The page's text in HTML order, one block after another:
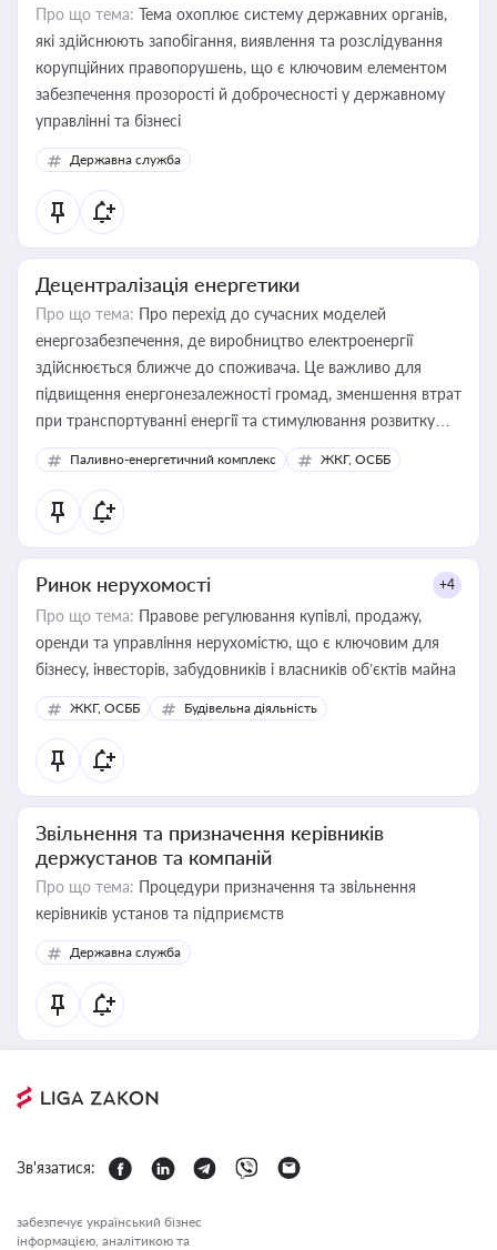
Про що тема: Тема охоплює систему державних органів,
які здійснюють запобігання, виявлення та розслідування
корупційних правопорушень, що є ключовим елементом
забезпечення прозорості й доброчесності у державному
управлінні та бізнесі
Державна служба
Децентралізація енергетики
Про що тема: Про перехід до сучасних моделей
енергозабезпечення, де виробництво електроенергії
здійснюється ближче до споживача. Це важливо для
підвищення енергонезалежності громад, зменшення втрат
при транспортуванні енергії та стимулювання розвитку
відновлюваних джерел
Паливно-енергетичний комплекс ЖКГ, ОСББ
Ринок нерухомості +4
Про що тема: Правове регулювання купівлі, продажу,
оренди та управління нерухомістю, що є ключовим для
бізнесу, інвесторів, забудовників і власників об’єктів майна
ЖКГ, ОСББ Будівельна діяльність
Звільнення та призначення керівників
держустанов та компаній
Про що тема: Процедури призначення та звільнення
керівників установ та підприємств
Державна служба
Зв'язатися:
забезпечує український бізнес
інформацією, аналітикою та